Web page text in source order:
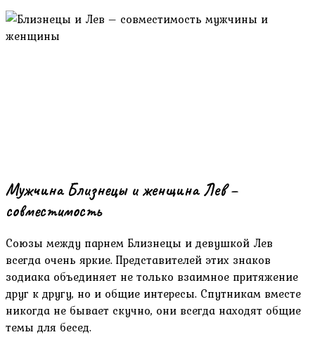
Мужчина Близнецы и женщина Лев –
совместимость
Союзы между парнем Близнецы и девушкой Лев
всегда очень яркие. Представителей этих знаков
зодиака объединяет не только взаимное притяжение
друг к другу, но и общие интересы. Спутникам вместе
никогда не бывает скучно, они всегда находят общие
темы для бесед.